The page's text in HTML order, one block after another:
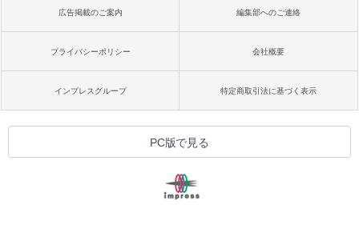
広告掲載のご案内 編集部へのご連絡
プライバシーポリシー 会社概要
インプレスグループ 特定商取引法に基づく表示
PC版で見る